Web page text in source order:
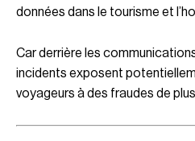
données dans le tourisme et
Car derrière les
incidents exposent
voyageurs à des fraudes de